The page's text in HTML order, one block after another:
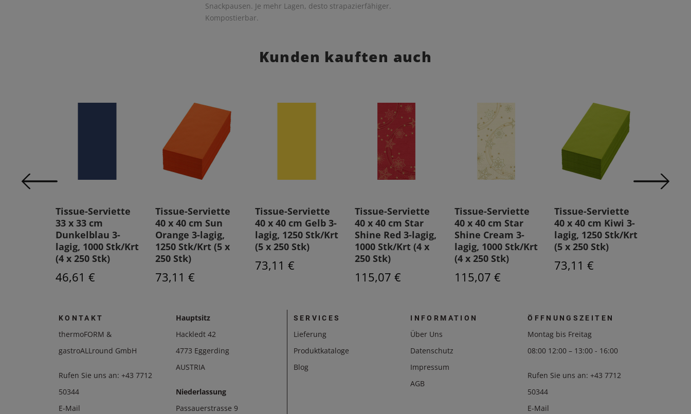
Snackpausen. Je mehr Lagen, desto strapazierfähiger.
Kompostierbar.
Kunden kauften auch
Tissue-Serviette
33 x 33 cm
Dunkelblau 3-
lagig, 1000 Stk/Krt
(4 x 250 Stk)
46,61 €
Tissue-Serviette
40 x 40 cm Sun
Orange 3-lagig,
1250 Stk/Krt (5 x
250 Stk)
73,11 €
Tissue-Serviette
40 x 40 cm Gelb 3-
lagig, 1250 Stk/Krt
(5 x 250 Stk)
73,11 €
Tissue-Serviette
40 x 40 cm Star
Shine Red 3-lagig,
1000 Stk/Krt (4 x
250 Stk)
115,07 €
Tissue-Serviette
40 x 40 cm Star
Shine Cream 3-
lagig, 1000 Stk/Krt
(4 x 250 Stk)
115,07 €
Tissue-Serviette
40 x 40 cm Kiwi 3-
lagig, 1250 Stk/Krt
(5 x 250 Stk)
73,11 €
KONTAKT
thermoFORM &
gastroALLround GmbH
Rufen Sie uns an: +43 7712
50344
E-Mail
Hauptsitz
Hackledt 42
4773 Eggerding
AUSTRIA
Niederlassung
Passauerstrasse 9
SERVICES
Lieferung
Produktkataloge
Blog
INFORMATION
Über Uns
Datenschutz
Impressum
AGB
ÖFFNUNGSZEITEN
Montag bis Freitag
08:00 12:00 – 13:00 - 16:00
Rufen Sie uns an:+43 7712
50344
E-Mail